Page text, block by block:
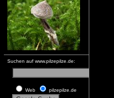
Suchen auf www.pilzepilze.de:
Web pilzepilze.de